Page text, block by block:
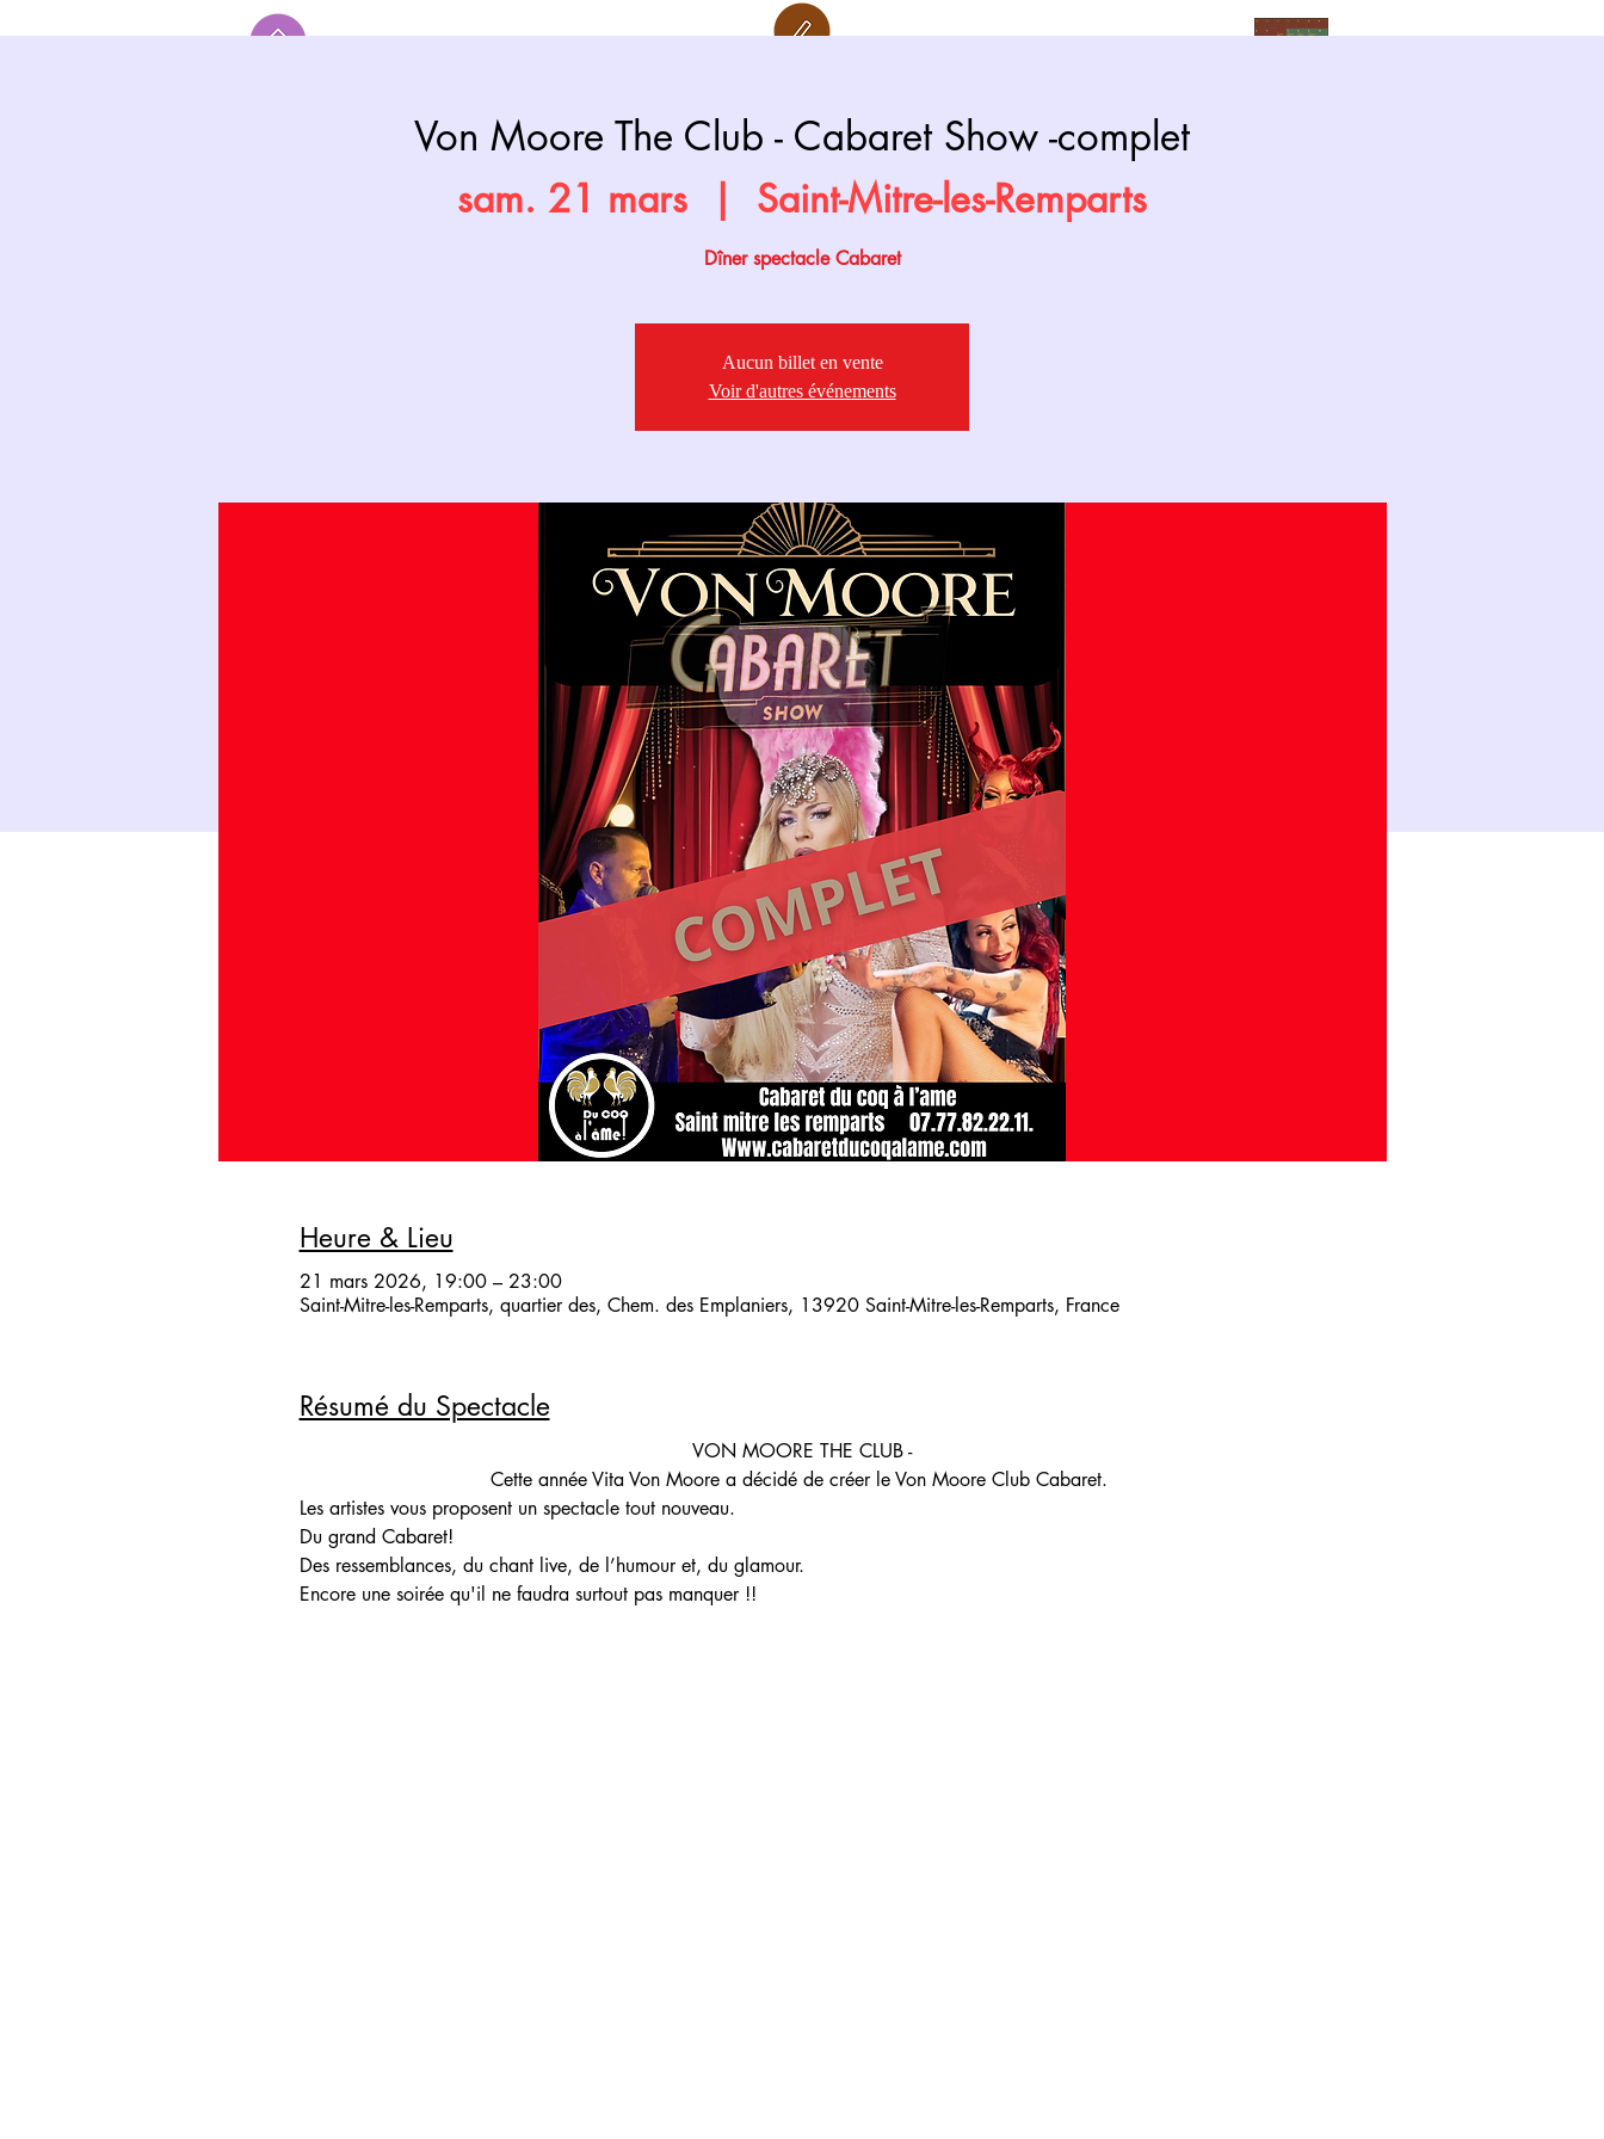
Von Moore The Club - Cabaret Show -complet
sam. 21 mars Saint-Mitre-les-Remparts
Dîner spectacle Cabaret
Aucun billet en vente
Voir d'autres événements
Heure & Lieu
21 mars 2026, 19:00 – 23:00
Saint-Mitre-les-Remparts, quartier des, Chem. des Emplaniers, 13920 Saint-Mitre-les-Remparts, France
Résumé du Spectacle
VON MOORE THE CLUB -
Cette année Vita Von Moore a décidé de créer le Von Moore Club Cabaret.
Les artistes vous proposent un spectacle tout nouveau.
Du grand Cabaret!
Des ressemblances, du chant live, de l’humour et, du glamour.
Encore une soirée qu'il ne faudra surtout pas manquer !!